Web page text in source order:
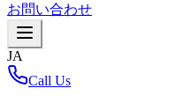
お問い合わせ
JA
Call Us